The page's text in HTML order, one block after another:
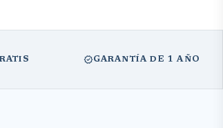
verifiedGARANTÍA DE 1 AÑO